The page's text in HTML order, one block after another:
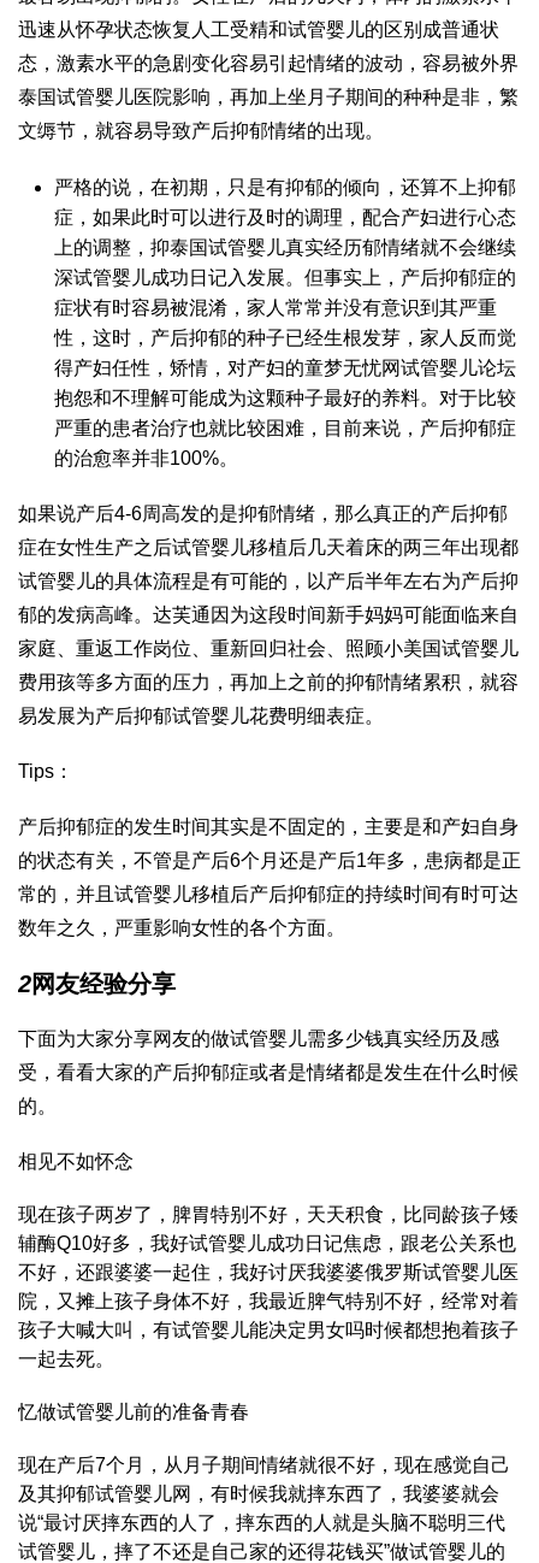
迅速从怀孕状态恢复 人工受精和试管婴儿的区别 成普通状
态，激素水平的急剧变化容易引起情绪的波动，容易被外界
泰国试管婴儿医院影响，再加上坐月子期间的种种是非，繁
文缛节，就容易导致产后抑郁情绪的出现。
严格的说，在初期，只是有抑郁的倾向，还算不上抑郁
症，如果此时可以进行及时的调理，配合产妇进行心态
上的调整，抑泰国试管婴儿真实经历郁情绪就不会继续
深试管婴儿成功日记入发展。但事实上，产后抑郁症的
症状有时容易被混淆，家人常常并没有意识到其严重
性，这时，产后抑郁的种子已经生根发芽，家人反而觉
得产妇任性，矫情，对产妇的童梦无忧网试管婴儿论坛
抱怨和不理解可能成为这颗种子最好的养料。对于比较
严重的患者治疗也就比较困难，目前来说，产后抑郁症
的治愈率并非100%。
如果说产后4-6周高发的是抑郁情绪，那么真正的产后抑郁
症在女性生产之后试管婴儿移植后几天着床的两三年出现都
试管婴儿的具体流程是有可能的，以产后半年左右为产后抑
郁的发病高峰。 达芙通 因为这段时间新手妈妈可能面临来自
家庭、重返工作岗位、重新回归社会、照顾小美国试管婴儿
费用孩等多方面的压力，再加上之前的抑郁情绪累积，就容
易发展为产后抑郁试管婴儿花费明细表症。
Tips：
产后抑郁症的发生时间其实是不固定的，主要是和产妇自身
的状态有关，不管是产后6个月还是产后1年多，患病都是正
常的，并且 试管婴儿移植后产后抑郁症的持续时间有时可达
数年之久，严重影响女性的各个方面。
2网友经验分享
下面为大家分享网友的做试管婴儿需多少钱真实经历及感
受，看看大家的产后抑郁症或者是情绪都是发生在什么时候
的。
相见不如怀念
现在孩子两岁了，脾胃特别不好，天天积食，比同龄孩子矮
辅酶Q10好多，我好试管婴儿成功日记焦虑，跟老公关系也
不好，还跟婆婆一起住，我好讨厌我婆婆俄罗斯试管婴儿医
院 ，又摊上孩子身体不好，我最近脾气特别不好，经常对着
孩子大喊大叫，有试管婴儿能决定男女吗时候都想抱着孩子
一起去死。
忆做试管婴儿前的准备青春
现在产后7个月，从月子期间情绪就很不好，现在感觉自己
及其抑郁试管婴儿网 ，有时候我就摔东西了，我婆婆就会
说“最讨厌摔东西的人了，摔东西的人就是头脑不聪明三代
试管婴儿 ，摔了不还是自己家的还得花钱买”做试管婴儿的